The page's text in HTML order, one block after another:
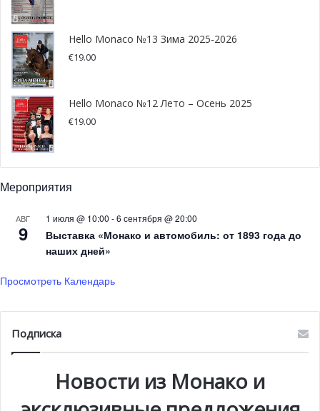
Communication
Hello Monaco №13 Зима 2025-2026
€19.00
Hello Monaco №12 Лето – Осень 2025
€19.00
Мероприятия
АВГ
9
1 июля @ 10:00 -6 сентября @ 20:00
Выставка «Монако и автомобиль: от 1893 года до
наших дней»
Просмотреть Календарь
Подписка
Новости из Монако и